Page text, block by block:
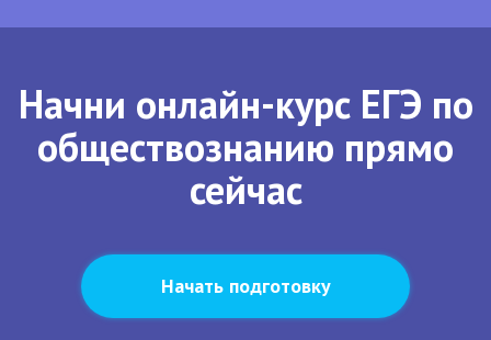
Начни онлайн-курс ЕГЭ по
обществознанию прямо
сейчас
Начать подготовку